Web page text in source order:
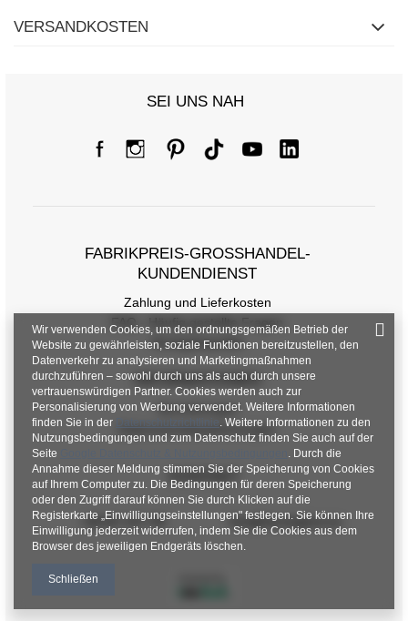
VERSANDKOSTEN
SEI UNS NAH
FABRIKPREIS-GROSSHANDEL-K
UNDENDIENST
Zahlung und Lieferkosten
FAQ - Häufig gestellte Fragen
Rückgabepolitik
INFORMATIONEN
Verordnungen
Datenschutzbestimmungen
KONTAKT
+48 601 547 740 hurt@factoryprice.eu
Wir verwenden Cookies, um den ordnungsgemäßen Betrieb der
Website zu gewährleisten, soziale Funktionen bereitzustellen, den
Datenverkehr zu analysieren und Marketingmaßnahmen
durchzuführen – sowohl durch uns als auch durch unsere
vertrauenswürdigen Partner. Cookies werden auch zur
Personalisierung von Werbung verwendet. Weitere Informationen
finden Sie in der
Datenschutzrichtlinie. Weitere Informationen zu den
Nutzungsbedingungen und zum Datenschutz finden Sie auch auf der
Seite
. Durch die
Annahme dieser Meldung stimmen Sie der Speicherung von Cookies
auf Ihrem Computer zu. Die Bedingungen für deren Speicherung
oder den Zugriff darauf können Sie durch Klicken auf die
Registerkarte „Einwilligungseinstellungen" festlegen. Sie können Ihre
Einwilligung jederzeit widerrufen, indem Sie die Cookies aus dem
Browser des jeweiligen Endgeräts löschen.
Schließen